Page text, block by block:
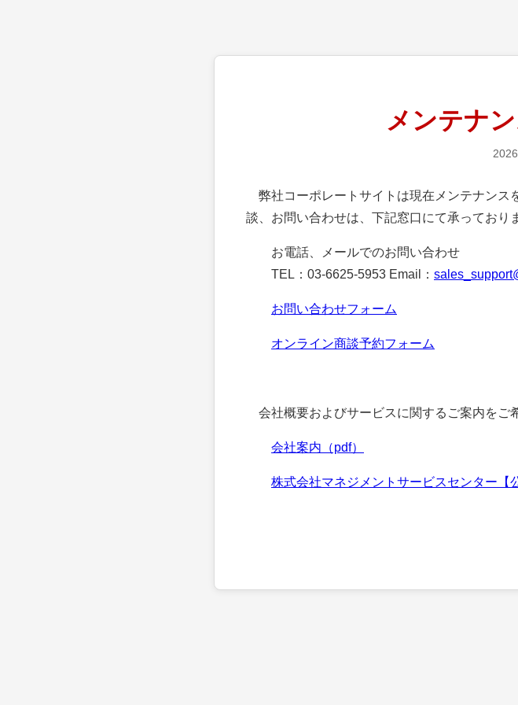
メンテナ
弊社コーポレートサイトは現在メンテナンス
談、お問い合わせは、下記窓口にて承っており
お電話、メールでのお問い合わせ
TEL：03-6625-5953 Email：
お問い合わせフォーム
オンライン商談予約フォーム
会社概要およびサービスに関するご案内をご
会社案内（pdf）
株式会社マネジメントサービスセンター【